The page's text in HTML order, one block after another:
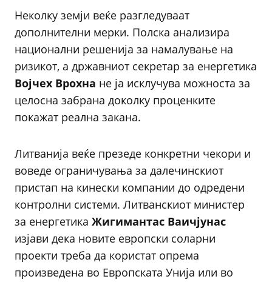
Неколку земји веќе разгледуваат
дополнителни мерки. Полска анализира
национални решенија за намалување на
ризикот, а државниот секретар за енергетика
Војчех Врохна не ја исклучува можноста за
целосна забрана доколку проценките
покажат реална закана.
Литванија веќе презеде конкретни чекори и
воведе ограничувања за далечинскиот
пристап на кинески компании до одредени
контролни системи. Литванскиот министер
за енергетика Жигимантас Ваичјунас
изјави дека новите европски соларни
проекти треба да користат опрема
произведена во Европската Унија или во